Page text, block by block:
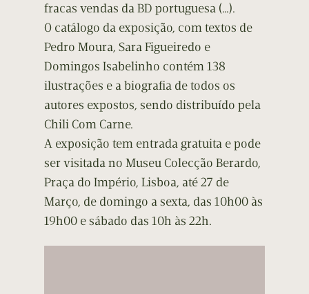
fracas vendas da BD portuguesa (…).
O catálogo da exposição, com textos de
Pedro Moura, Sara Figueiredo e
Domingos Isabelinho contém 138
ilustrações e a biografia de todos os
autores expostos, sendo distribuído pela
Chili Com Carne.
A exposição tem entrada gratuita e pode
ser visitada no Museu Colecção Berardo,
Praça do Império, Lisboa, até 27 de
Março, de domingo a sexta, das 10h00 às
19h00 e sábado das 10h às 22h.